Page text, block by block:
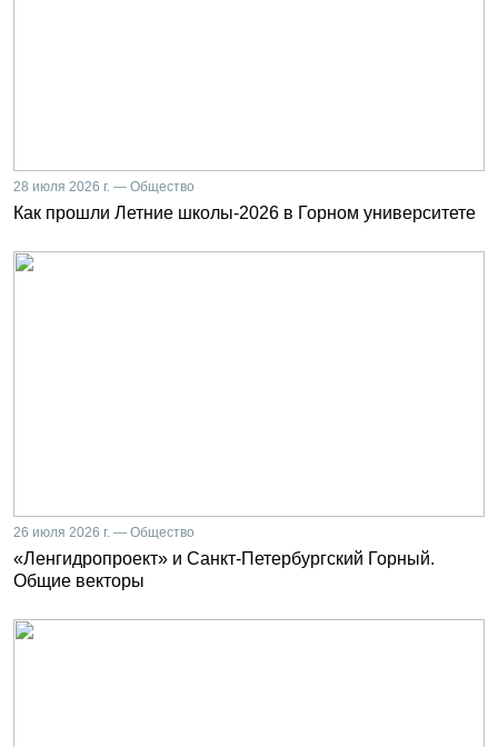
28 июля 2026 г. — Общество
Как прошли Летние школы-2026 в Горном университете
26 июля 2026 г. — Общество
«Ленгидропроект» и Санкт-Петербургский Горный.
Общие векторы